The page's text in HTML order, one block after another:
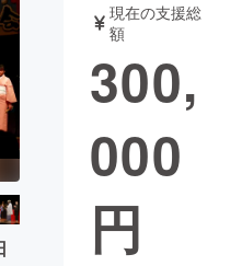
ット
書籍・雑誌
チャレンジ
化
現在の支援総
額
300,
000
円